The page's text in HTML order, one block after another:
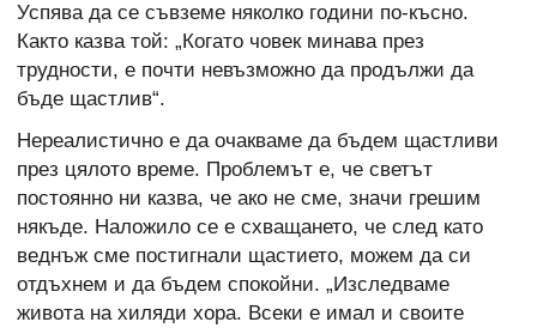
Успява да се съвземе няколко години по-късно.
Както казва той: „Когато човек минава през
трудности, е почти невъзможно да продължи да
бъде щастлив“.
Нереалистично е да очакваме да бъдем щастливи
през цялото време. Проблемът е, че светът
постоянно ни казва, че ако не сме, значи грешим
някъде. Наложило се е схващането, че след като
веднъж сме постигнали щастието, можем да си
отдъхнем и да бъдем спокойни. „Изследваме
живота на хиляди хора. Всеки е имал и своите